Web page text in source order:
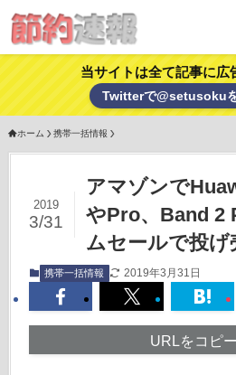
当サイトは全て記事に広
Twitterで@setusoku
ホーム 携帯一括情報
アマゾンで
やPro、Band 2
ムセールで投げ
2019
3/31
携帯一括情報 2019年3月31日
URLをコピ